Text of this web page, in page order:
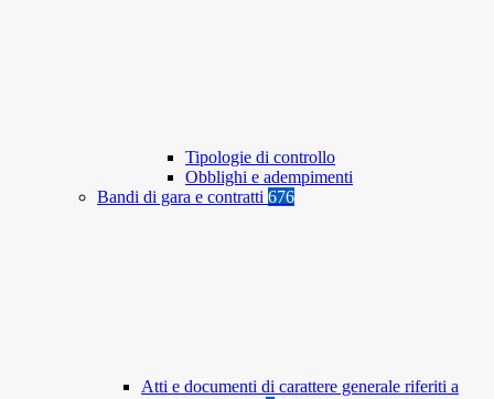
Tipologie di controllo
Obblighi e adempimenti
Bandi di gara e contratti 676
Atti e documenti di carattere generale riferiti a